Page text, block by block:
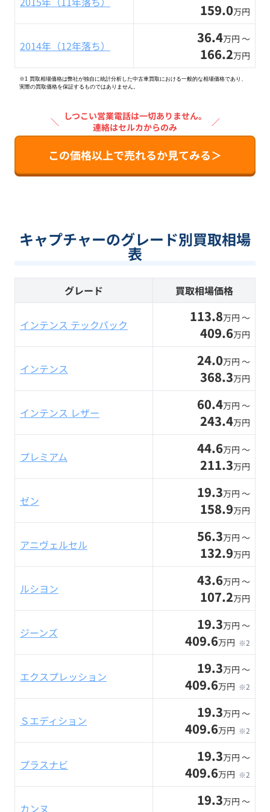
159.0万円
2014年（12年落ち） 36.4万円 〜
166.2万円
※1 買取相場価格は弊社が独自に統計分析した中古車買取における一般的な相場価格であり、
実際の買取価格を保証するものではありません。
＼ しつこい営業電話は一切ありません。
連絡はセルカからのみ
／
この価格以上で売れるか見てみる＞
キャプチャーのグレード別買取相場
表
グレード 買取相場価格
インテンス テックパック 113.8万円 〜
409.6万円
インテンス 24.0万円 〜
368.3万円
インテンス レザー 60.4万円 〜
243.4万円
プレミアム 44.6万円 〜
211.3万円
ゼン 19.3万円 〜
158.9万円
アニヴェルセル 56.3万円 〜
132.9万円
ルシヨン 43.6万円 〜
107.2万円
ジーンズ 19.3万円 〜
409.6万円 ※2
エクスプレッション 19.3万円 〜
409.6万円 ※2
Ｓエディション 19.3万円 〜
409.6万円 ※2
プラスナビ 19.3万円 〜
409.6万円 ※2
カンヌ 19.3万円 〜